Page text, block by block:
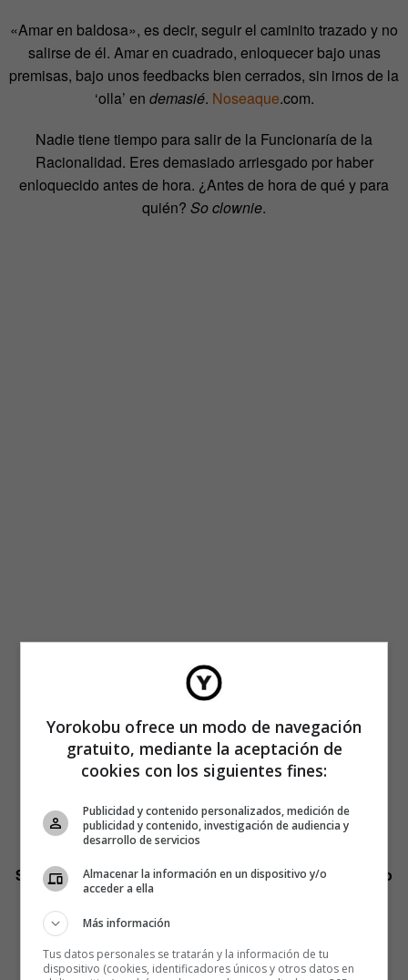
«Amar en baldosa», es decir, seguir el caminito trazado y no
salirse de él. Amar en cuadrado, enloquecer bajo unas
premisas, bajo unos feedbacks bien cerrados, sin irnos de la
‘olla’ en demasié. Noseaque.com.
Nadie tiene tiempo para salir de la Funcionaría de la
Racionalidad. Eres demasiado arriesgado por haber
enloquecido antes de hora. ¿Antes de hora de qué y para
quién? So clownie.
Si nuestros santos abuelos van a su bola, ¿por qué no
seguir sus doctrinas y conducir tu vida sin frenos y
nadie al volante?
No hace falta pelarse la cabeza y hacerse dos tatuajes o
Yorokobu ofrece un modo de navegación
gratuito, mediante la aceptación de
cookies con los siguientes fines:
Publicidad y contenido personalizados, medición de
publicidad y contenido, investigación de audiencia y
desarrollo de servicios
Almacenar la información en un dispositivo y/o
acceder a ella
Más información
Tus datos personales se tratarán y la información de tu
dispositivo (cookies, identificadores únicos y otros datos en